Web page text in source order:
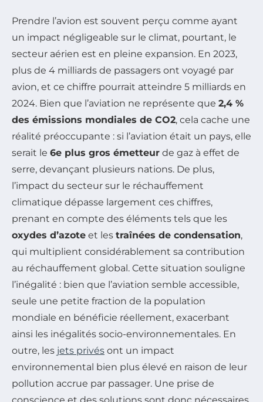
Prendre l’avion est souvent perçu comme ayant
un impact négligeable sur le climat, pourtant, le
secteur aérien est en pleine expansion. En 2023,
plus de 4 milliards de passagers ont voyagé par
avion, et ce chiffre pourrait atteindre 5 milliards en
2024. Bien que l’aviation ne représente que 2,4 %
des émissions mondiales de CO2, cela cache une
réalité préoccupante : si l’aviation était un pays, elle
serait le 6e plus gros émetteur de gaz à effet de
serre, devançant plusieurs nations. De plus,
l’impact du secteur sur le réchauffement
climatique dépasse largement ces chiffres,
prenant en compte des éléments tels que les
oxydes d’azote et les traînées de condensation,
qui multiplient considérablement sa contribution
au réchauffement global. Cette situation souligne
l’inégalité : bien que l’aviation semble accessible,
seule une petite fraction de la population
mondiale en bénéficie réellement, exacerbant
ainsi les inégalités socio-environnementales. En
outre, les jets privés ont un impact
environnemental bien plus élevé en raison de leur
pollution accrue par passager. Une prise de